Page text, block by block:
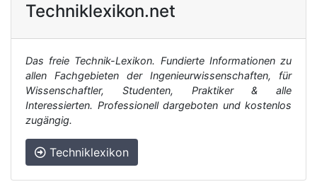
Techniklexikon.net
Das freie Technik-Lexikon. Fundierte Informationen zu
allen Fachgebieten der Ingenieurwissenschaften, für
Wissenschaftler, Studenten, Praktiker & alle
Interessierten. Professionell dargeboten und kostenlos
zugängig.
Techniklexikon